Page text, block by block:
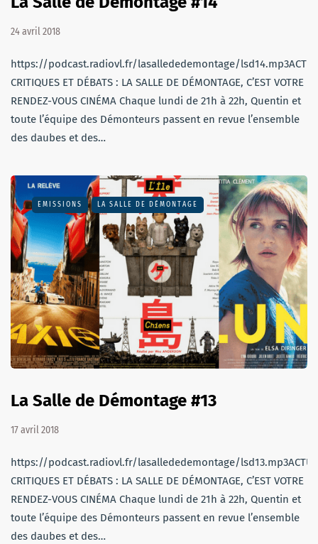
24 avril 2018
https://podcast.radiovl.fr/lasallededemontage/lsd14.mp3ACTU,
CRITIQUES ET DÉBATS : LA SALLE DE DÉMONTAGE, C’EST VOTRE
RENDEZ-VOUS CINÉMA Chaque lundi de 21h à 22h, Quentin et
toute l’équipe des Démonteurs passent en revue l’ensemble
des daubes et des…
EMISSIONS LA SALLE DE DÉMONTAGE
La Salle de Démontage #13
17 avril 2018
https://podcast.radiovl.fr/lasallededemontage/lsd13.mp3ACTU,
CRITIQUES ET DÉBATS : LA SALLE DE DÉMONTAGE, C’EST VOTRE
RENDEZ-VOUS CINÉMA Chaque lundi de 21h à 22h, Quentin et
toute l’équipe des Démonteurs passent en revue l’ensemble
des daubes et des…